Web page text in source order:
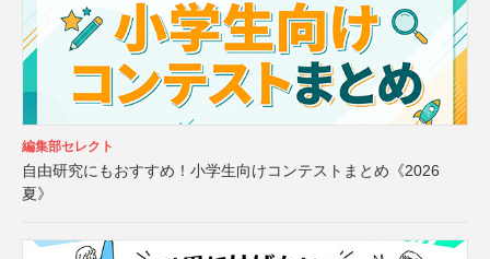
編集部セレクト
自由研究にもおすすめ！小学生向けコンテストまとめ《2026
夏》